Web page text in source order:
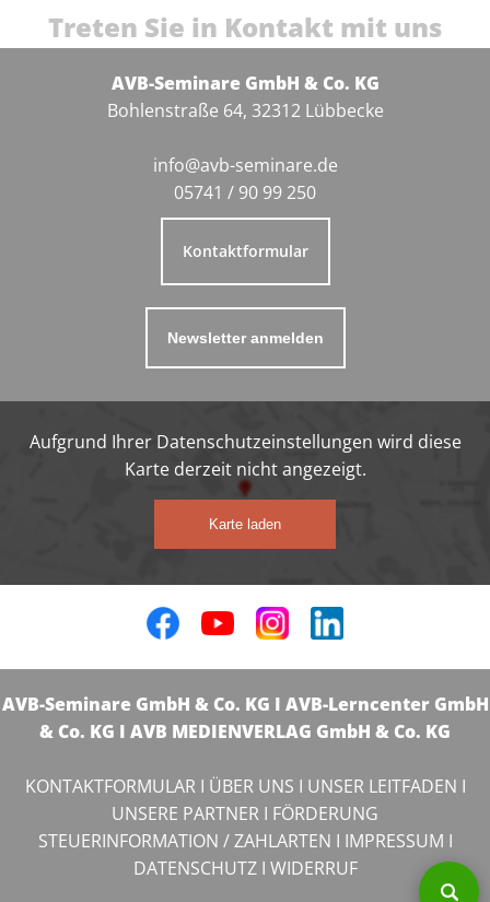
Treten Sie in Kontakt mit uns
AVB-Seminare GmbH & Co. KG
Bohlenstraße 64, 32312 Lübbecke
info@avb-seminare.de
05741 / 90 99 250
Kontaktformular
Newsletter anmelden
Aufgrund Ihrer Datenschutzeinstellungen wird diese
Karte derzeit nicht angezeigt.
Karte laden
AVB-Seminare GmbH & Co. KG I AVB-Lerncenter GmbH
& Co. KG I AVB MEDIENVERLAG GmbH & Co. KG
KONTAKTFORMULARI ÜBER UNS I UNSER LEITFADEN I
UNSERE PARTNER I FÖRDERUNG
STEUERINFORMATION / ZAHLARTEN I IMPRESSUM I
DATENSCHUTZI WIDERRUF